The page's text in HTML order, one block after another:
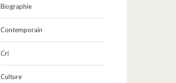
Biographie
Contemporain
Cri
Culture